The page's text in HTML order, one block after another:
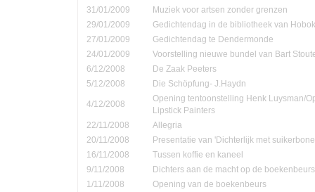
31/01/2009
Muziek voor artsen zonder grenzen
29/01/2009
Gedichtendag in de bibliotheek van
27/01/2009
Gedichtendag te Dendermonde
24/01/2009
Voorstelling nieuwe bundel van Bart
6/12/2008
De Zaak Peeters
5/12/2008
Die Schöpfung- J.Haydn
4/12/2008
Opening tentoonstelling Henk Luysman/
Lipstick Painters
22/11/2008
Allegria
20/11/2008
Presentatie van 'Dichterlijk met
16/11/2008
Tussen koffie en kaneel
9/11/2008
Dichters aan de macht op de boekenbeurs
1/11/2008
Opening van de boekenbeurs